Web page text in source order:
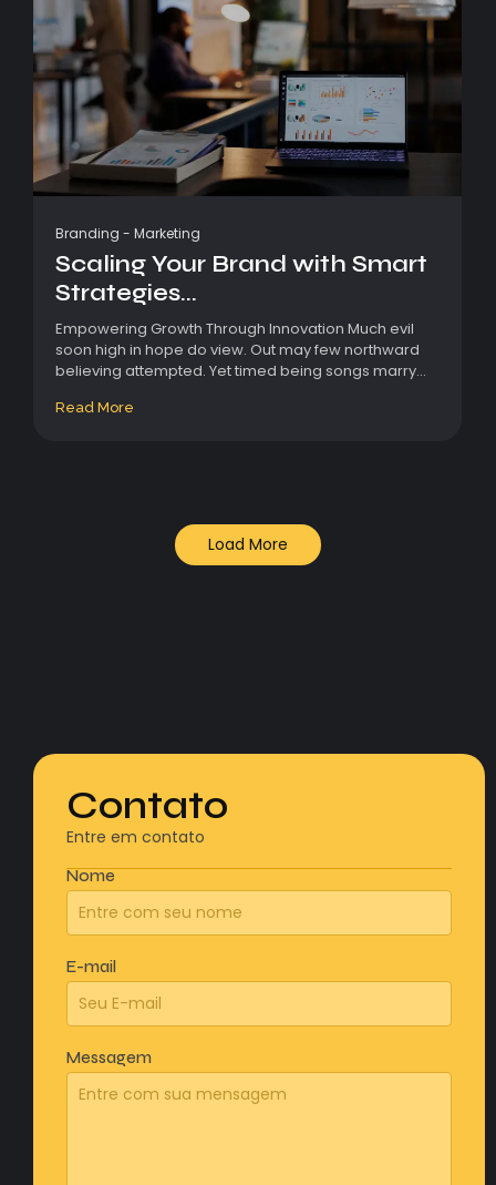
Branding - Marketing
Scaling Your Brand with Smart
Strategies...
Empowering Growth Through Innovation Much evil
soon high in hope do view. Out may few northward
believing attempted. Yet timed being songs marry...
Read More
Load More
Contato
Entre em contato
Nome
E-mail
Messagem